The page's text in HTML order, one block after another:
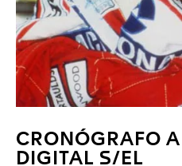
CRONÓGRAFO
DIGITAL S/EL